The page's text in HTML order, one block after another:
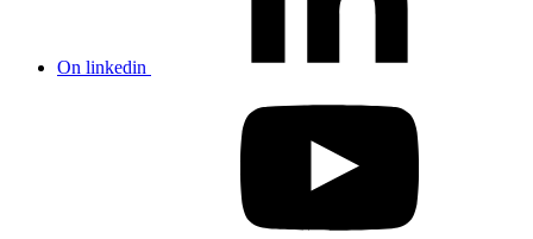
On linkedin